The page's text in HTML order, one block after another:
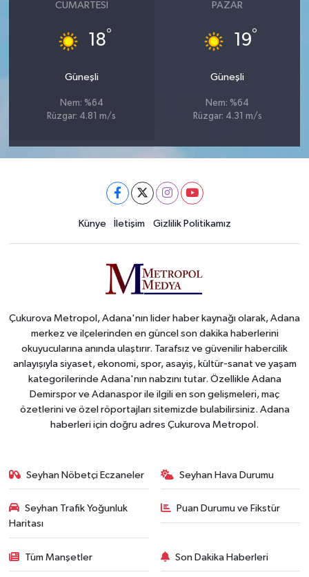
CUMARTESI
18°
Güneşli
Nem: %64
Rüzgar: 4.81 m/s
PAZAR
19°
Güneşli
Nem: %64
Rüzgar: 4.31 m/s
Künye İletişim Gizlilik Politikamız
Çukurova Metropol, Adana'nın lider haber kaynağı olarak, Adana
merkez ve ilçelerinden en güncel son dakika haberlerini
okuyucularına anında ulaştırır. Tarafsız ve güvenilir habercilik
anlayışıyla siyaset, ekonomi, spor, asayiş, kültür-sanat ve yaşam
kategorilerinde Adana'nın nabzını tutar. Özellikle Adana
Demirspor ve Adanaspor ile ilgili en son gelişmeleri, maç
özetlerini ve özel röportajları sitemizde bulabilirsiniz. Adana
haberleri için doğru adres Çukurova Metropol.
Seyhan Nöbetçi Eczaneler Seyhan Hava Durumu
Seyhan Trafik Yoğunluk
Haritası
Puan Durumu ve Fikstür
Tüm Manşetler Son Dakika Haberleri